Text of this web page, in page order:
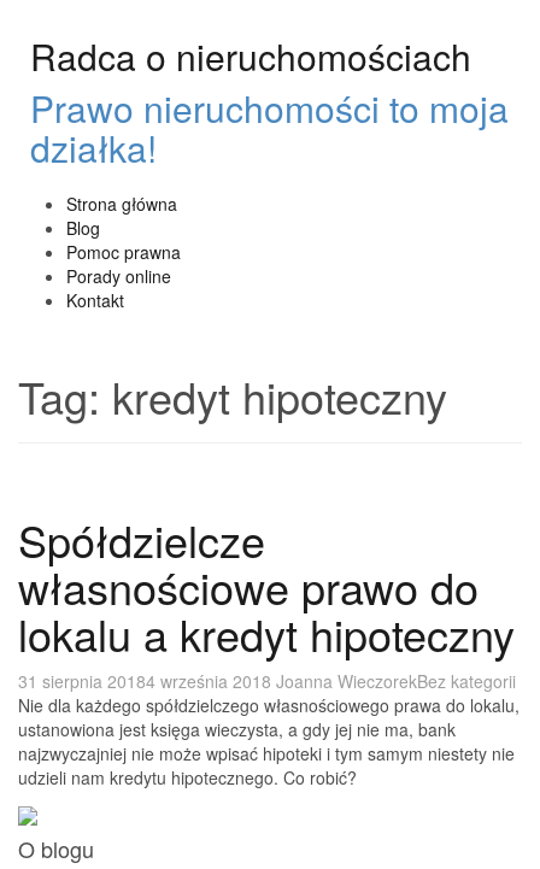
treściRadca o nieruchomościach
Prawo nieruchomości to moja
działka!
Strona główna
Blog
Pomoc prawna
Porady online
Kontakt
Tag: kredyt hipoteczny
Spółdzielcze
własnościowe prawo do
lokalu a kredyt hipoteczny
31 sierpnia 20184 września 2018 Joanna WieczorekBez kategorii
Nie dla każdego spółdzielczego własnościowego prawa do lokalu,
ustanowiona jest księga wieczysta, a gdy jej nie ma, bank
najzwyczajniej nie może wpisać hipoteki i tym samym niestety nie
udzieli nam kredytu hipotecznego. Co robić?
O blogu